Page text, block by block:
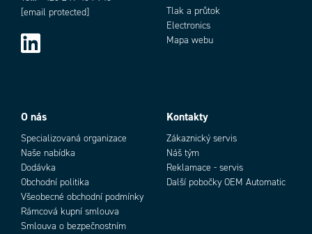
[email protected]
Tlak a průtok
Electronics
Mapa webu
O nás
Specializovaná organizace
Naše nabídka
Dodávka
Obchodní politika
Všeobecné obchodní podmínky
Rámcová kupní smlouva
Smlouva o bezpečnostním
Kontakty
Zákaznický servis
Náš tým
Reklamace - servis
Další pobočky OEM Automatic